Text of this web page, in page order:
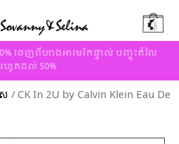
ចេញពីហាងអាមេរិកផ្ទាល់ បញ្ចុះតំលៃ
រហូតដល់ 50%
/ CK In 2U by Calvin Klein Eau De